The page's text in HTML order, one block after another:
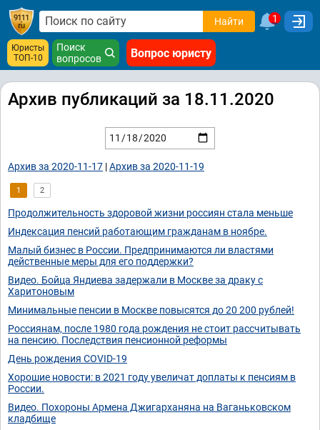
Найти 1
Юристы
ТОП-10
Поиск
вопросов
Вопрос юристу
Архив публикаций за 18.11.2020
Архив за 2020-11-17 |Архив за 2020-11-19
1 2
Продолжительность здоровой жизни россиян стала меньше
Индексация пенсий работающим гражданам в ноябре.
Малый бизнес в России. Предпринимаются ли властями
действенные меры для его поддержки?
Видео. Бойца Яндиева задержали в Москве за драку с
Харитоновым
Минимальные пенсии в Москве повысятся до 20 200 рублей!
Россиянам, после 1980 года рождения не стоит рассчитывать
на пенсию. Последствия пенсионной реформы
День рождения COVID-19
Хорошие новости: в 2021 году увеличат доплаты к пенсиям в
России.
Видео. Похороны Армена Джигарханяна на Ваганьковском
кладбище